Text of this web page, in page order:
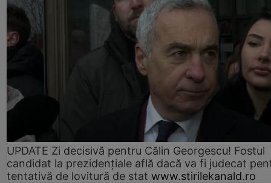
UPDATE Zi decisivă pentru Călin Georgescu! Fostul
candidat la prezidențiale află dacă va fi judecat
tentativă de lovitură de stat www.stirilekanald.ro